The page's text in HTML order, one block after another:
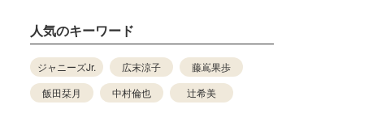
人気のキーワード
ジャニーズJr. 広末涼子
藤嶌果歩
飯田栞月
中村倫也 辻希美